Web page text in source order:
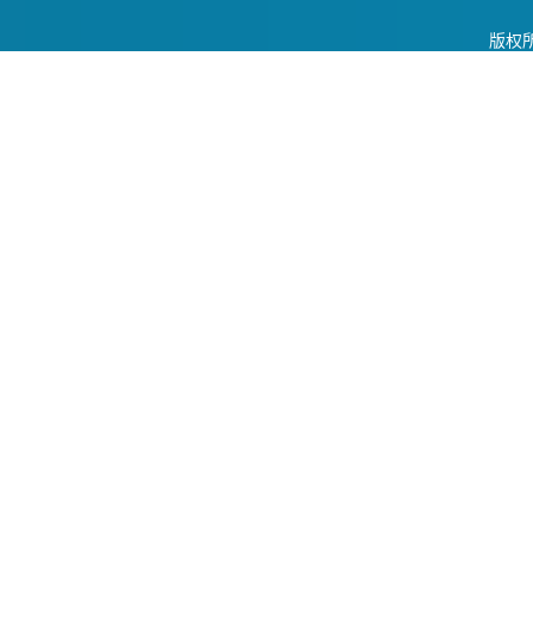
版权